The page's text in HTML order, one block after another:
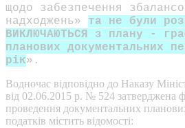
щодо забезпечення
надходжень» та не були
ВИКЛЮЧАЮТЬСЯ з плану -
планових документальних
рік».
Водночас відповідно до Наказу
від 02.06.2015 р. № 524 затверджена
проведення документальних
податків містить відомості: